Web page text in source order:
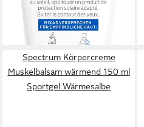
(99,80 €/ 1 l)
lieferbar - in 1-2 Werktagen bei dir
Spectrum Körpercreme
Muskelbalsam wärmend 150 ml
Sportgel Wärmesalbe